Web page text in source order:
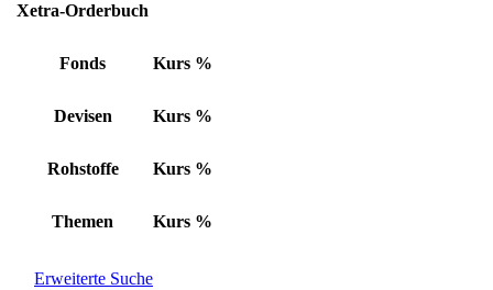
Xetra-Orderbuch
Fonds Kurs %
Devisen Kurs %
Rohstoffe Kurs %
Themen Kurs %
Erweiterte Suche